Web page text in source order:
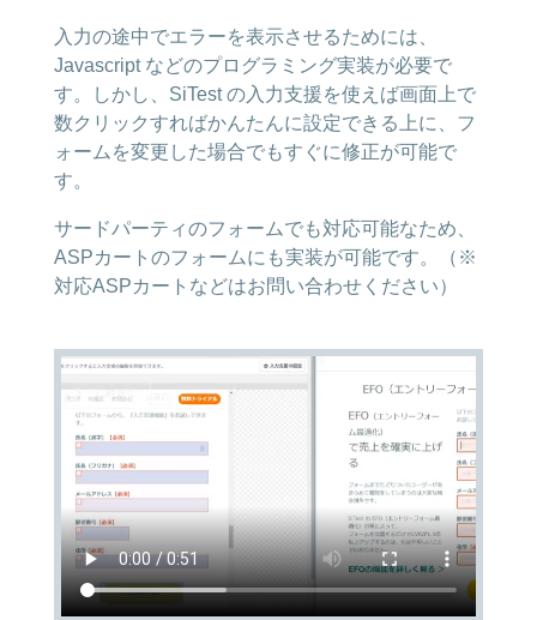
入力の途中でエラーを表示させるためには、
Javascript などのプログラミング実装が必要で
す。しかし、SiTest の入力支援を使えば画面上で
数クリックすればかんたんに設定できる上に、フ
ォームを変更した場合でもすぐに修正が可能で
す。
サードパーティのフォームでも対応可能なため、
ASPカートのフォームにも実装が可能です。（※
対応ASPカートなどはお問い合わせください）